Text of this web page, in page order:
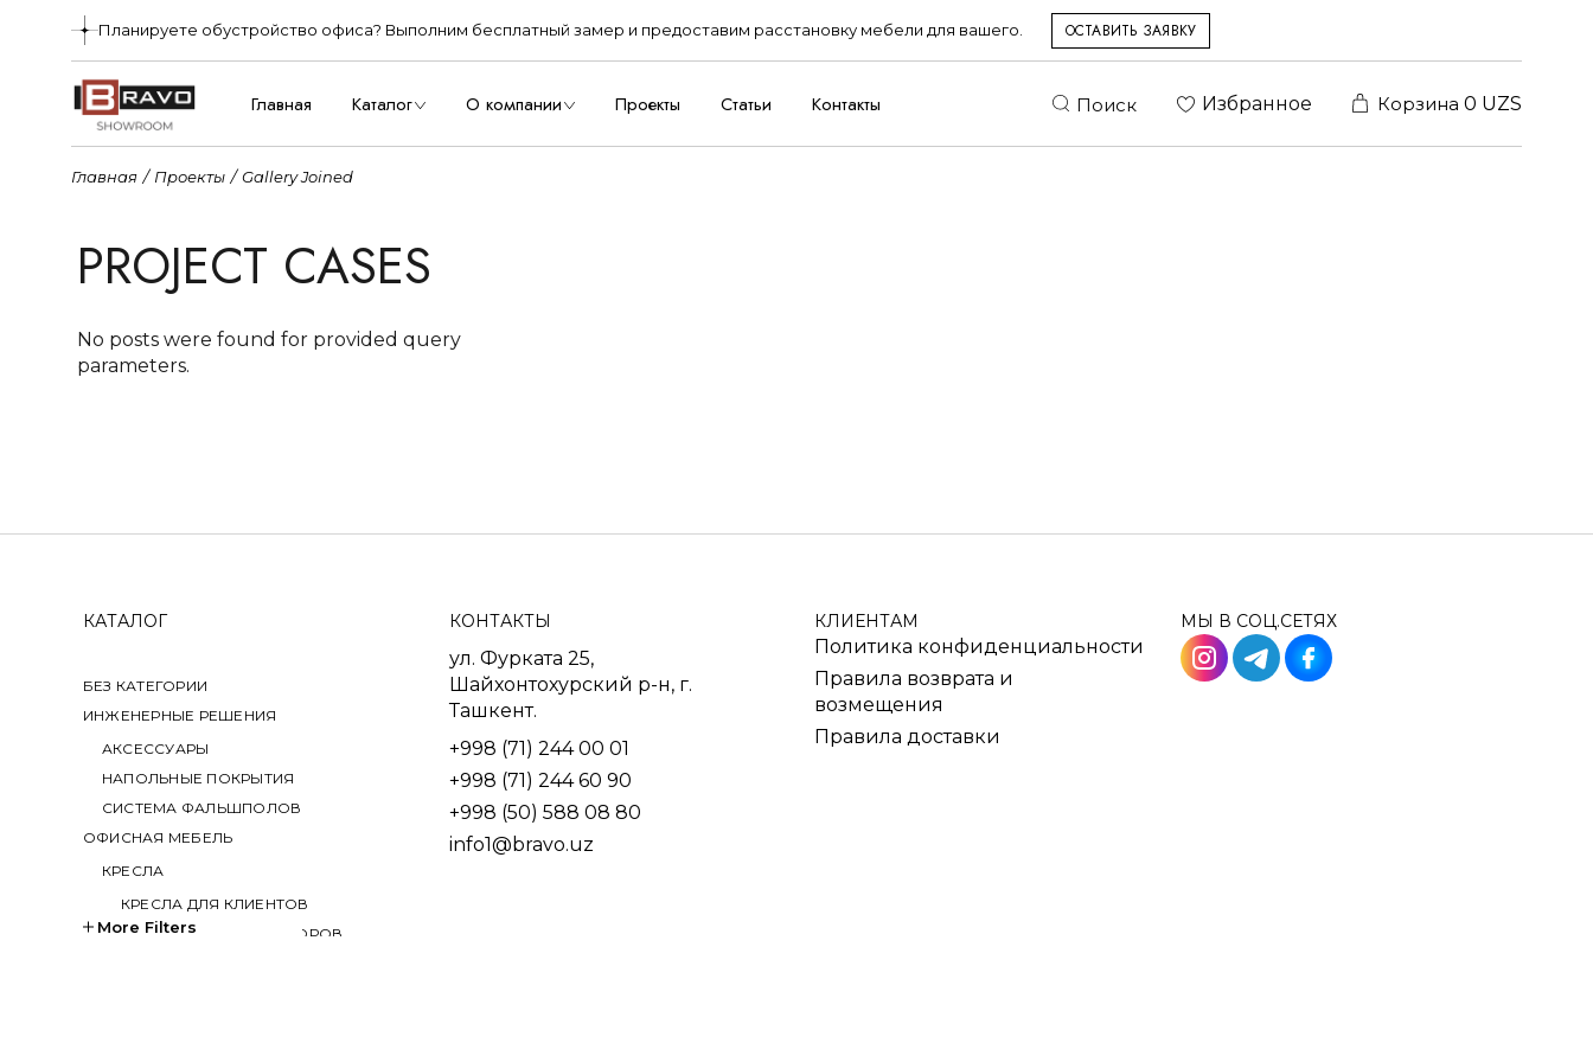
Планируете обустройство офиса? Выполним бесплатный замер и предоставим расстановку мебели для вашего. ОСТАВИТЬ ЗАЯВКУ
Главная Каталог О компании Проекты Статьи Контакты Поиск Избранное Корзина 0 UZS
О нас
Главная Проекты Gallery Joined
PROJECT CASES
No posts were found for provided query
parameters.
КАТАЛОГ
БЕЗ КАТЕГОРИИ
ИНЖЕНЕРНЫЕ РЕШЕНИЯ
АКСЕССУАРЫ
НАПОЛЬНЫЕ ПОКРЫТИЯ
СИСТЕМА ФАЛЬШПОЛОВ
ОФИСНАЯ МЕБЕЛЬ
КРЕСЛА
КРЕСЛА ДЛЯ КЛИЕНТОВ
КРЕСЛА ДЛЯ ПЕРЕГОВОРОВ
More Filters
КОНТАКТЫ
ул. Фурката 25,
Шайхонтохурский р-н, г.
Ташкент.
+998 (71) 244 00 01
+998 (71) 244 60 90
+998 (50) 588 08 80
info1@bravo.uz
КЛИЕНТАМ
Политика конфиденциальности
Правила возврата и
возмещения
Правила доставки
МЫ В СОЦ.СЕТЯХ